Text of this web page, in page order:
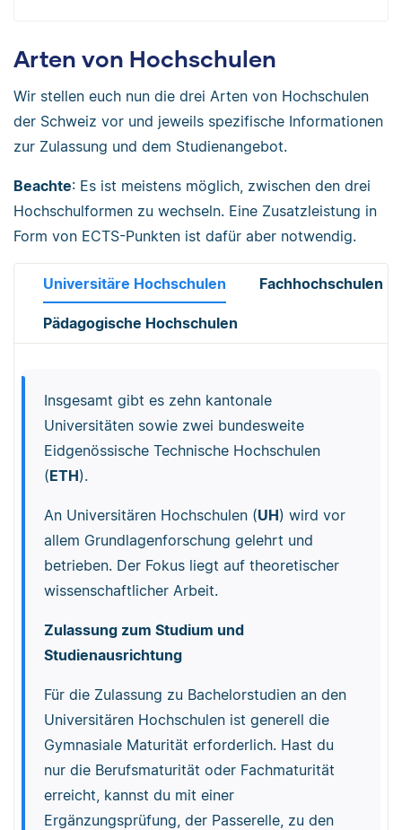
Arten von Hochschulen
Wir stellen euch nun die drei Arten von Hochschulen
der Schweiz vor und jeweils spezifische Informationen
zur Zulassung und dem Studienangebot.
Beachte: Es ist meistens möglich, zwischen den drei
Hochschulformen zu wechseln. Eine Zusatzleistung in
Form von ECTS-Punkten ist dafür aber notwendig.
Universitäre Hochschulen Fachhochschulen
Pädagogische Hochschulen
Insgesamt gibt es zehn kantonale
Universitäten sowie zwei bundesweite
Eidgenössische Technische Hochschulen
(ETH).
An Universitären Hochschulen (UH) wird vor
allem Grundlagenforschung gelehrt und
betrieben. Der Fokus liegt auf theoretischer
wissenschaftlicher Arbeit.
Zulassung zum Studium und
Studienausrichtung
Für die Zulassung zu Bachelorstudien an den
Universitären Hochschulen ist generell die
Gymnasiale Maturität erforderlich. Hast du
nur die Berufsmaturität oder Fachmaturität
erreicht, kannst du mit einer
Ergänzungsprüfung, der Passerelle, zu den